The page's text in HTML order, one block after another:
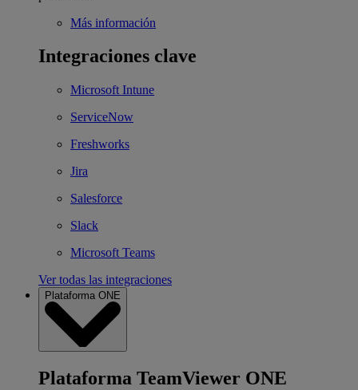
Más información
Integraciones clave
Microsoft Intune
ServiceNow
Freshworks
Jira
Salesforce
Slack
Microsoft Teams
Ver todas las integraciones
Plataforma ONE
Plataforma TeamViewer ONE